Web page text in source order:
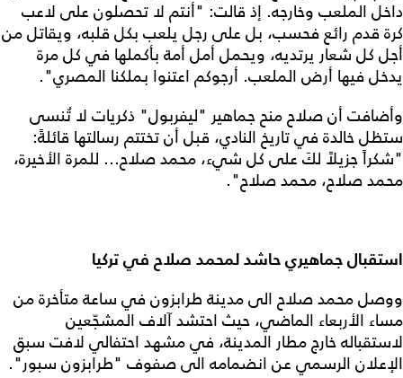
داخل الملعب وخارجه. إذ قالت: "أنتم لا تحصلون على لاعب
كرة قدم رائع فحسب، بل على رجل يلعب بكل قلبه، ويقاتل من
أجل كل شعار يرتديه، ويحمل أمل أمة بأكملها في كل مرة
يدخل فيها أرض الملعب. أرجوكم اعتنوا بملكنا المصري".
وأضافت أن صلاح منح جماهير "ليفربول" ذكريات لا تُنسى
ستظل خالدة في تاريخ النادي، قبل أن تختتم رسالتها قائلةً:
"شكراً جزيلاً لكَ على كل شيء، محمد صلاح... للمرة الأخيرة،
محمد صلاح، محمد صلاح".
استقبال جماهيري حاشد لمحمد صلاح في تركيا
ووصل محمد صلاح الى مدينة طرابزون في ساعة متأخرة من
مساء الأربعاء الماضي، حيث احتشد آلاف المشجّعين
لاستقباله خارج مطار المدينة، في مشهد احتفالي لافت سبق
الإعلان الرسمي عن انضمامه الى صفوف "طرابزون سبور".